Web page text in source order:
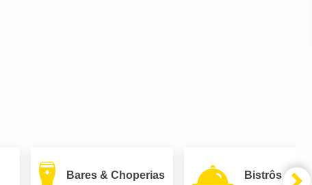
Bares & Choperias Bistrôs